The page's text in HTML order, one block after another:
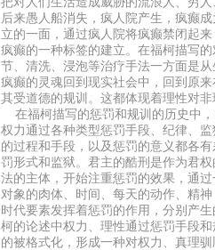
后来愚人船消失，疯人院产生，疯癫
立的一面，通过疯人院将疯癫禁闭起
疯癫的一种标签的建立。在福柯描写
节、清洗、浸泡等治疗手法一方面是
疯癫的灵魂回到现实社会中，回到原
其受道德的规训。这都体现着理性对非
在福柯描写的惩罚和规训的历史中
权力通过各种类型惩罚手段、纪律、
的过程和手段，以及惩罚的意义都各
罚形式和监狱。君主的酷刑是作为君
法的主体，开始注重惩罚的效果，通
对象的肉体、时间、每天的动作、精
时代要素发挥着惩罚的作用，分别产
柯的论述中权力、理性通过惩罚手段
的被格式化，形成一种对权力、真理驯